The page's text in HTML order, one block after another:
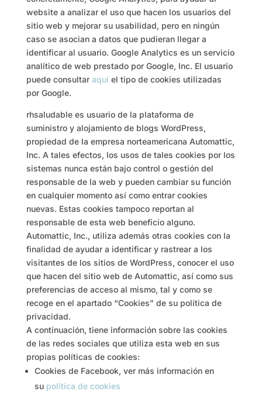
website a analizar el uso que hacen los usuarios del
sitio web y mejorar su usabilidad, pero en ningún
caso se asocian a datos que pudieran llegar a
identificar al usuario. Google Analytics es un servicio
analítico de web prestado por Google, Inc. El usuario
puede consultar aquíel tipo de cookies utilizadas
por Google.
rhsaludable es usuario de la plataforma de
suministro y alojamiento de blogs WordPress,
propiedad de la empresa norteamericana Automattic,
Inc. A tales efectos, los usos de tales cookies por los
sistemas nunca están bajo control o gestión del
responsable de la web y pueden cambiar su función
en cualquier momento así como entrar cookies
nuevas. Estas cookies tampoco reportan al
responsable de esta web beneficio alguno.
Automattic, Inc., utiliza además otras cookies con la
finalidad de ayudar a identificar y rastrear a los
visitantes de los sitios de WordPress, conocer el uso
que hacen del sitio web de Automattic, así como sus
preferencias de acceso al mismo, tal y como se
recoge en el apartado “Cookies” de su política de
privacidad.
A continuación, tiene información sobre las cookies
de las redes sociales que utiliza esta web en sus
propias políticas de cookies:
Cookies de Facebook, ver más información en
su política de cookies